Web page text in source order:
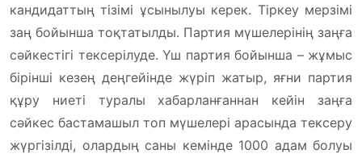
кандидаттың тізімі ұсынылуы керек. Тіркеу мерзімі
заң бойынша тоқтатылды. Партия мүшелерінің заңға
сәйкестігі тексерілуде. Үш партия бойынша – жұмыс
бірінші кезең деңгейінде жүріп жатыр, яғни партия
құру ниеті туралы хабарланғаннан кейін заңға
сәйкес бастамашыл топ мүшелері арасында тексеру
жүргізілді, олардың саны кемінде 1000 адам болуы